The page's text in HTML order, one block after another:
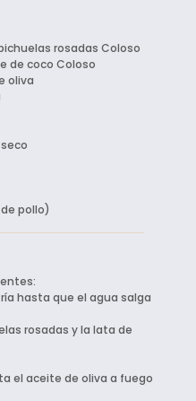
rosadas Coloso
de coco Coloso
oliva
pollo)
hasta que el agua salga
rosadas y la lata de
el aceite de oliva a fuego